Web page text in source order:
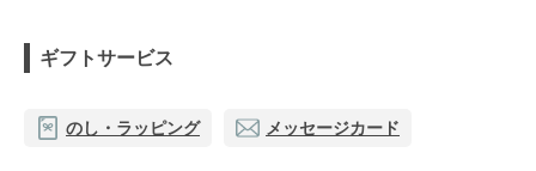
ギフトサービス
のし・ラッピング メッセージカード